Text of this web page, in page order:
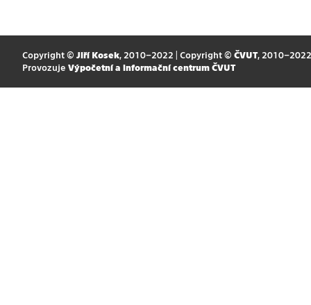
Copyright © Jiří Kosek, 2010–2022 | Copyright © ČVUT, 2010–2022
Provozuje Výpočetní a informační centrum ČVUT